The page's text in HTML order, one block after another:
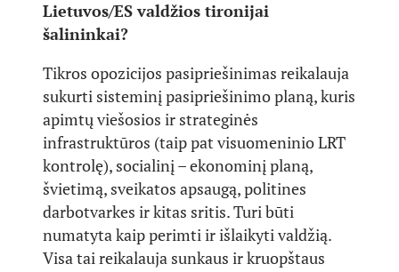
Lietuvos/ES valdžios tironijai
šalininkai?
Tikros opozicijos pasipriešinimas reikalauja
sukurti sisteminį pasipriešinimo planą, kuris
apimtų viešosios ir strateginės
infrastruktūros (taip pat visuomeninio LRT
kontrolę), socialinį – ekonominį planą,
švietimą, sveikatos apsaugą, politines
darbotvarkes ir kitas sritis. Turi būti
numatyta kaip perimti ir išlaikyti valdžią.
Visa tai reikalauja sunkaus ir kruopštaus